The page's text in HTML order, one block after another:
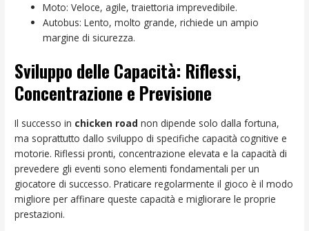
Moto: Veloce, agile, traiettoria imprevedibile.
Autobus: Lento, molto grande, richiede un ampio
margine di sicurezza.
Sviluppo delle Capacità: Riflessi,
Concentrazione e Previsione
Il successo in chicken road non dipende solo dalla fortuna,
ma soprattutto dallo sviluppo di specifiche capacità cognitive e
motorie. Riflessi pronti, concentrazione elevata e la capacità di
prevedere gli eventi sono elementi fondamentali per un
giocatore di successo. Praticare regolarmente il gioco è il modo
migliore per affinare queste capacità e migliorare le proprie
prestazioni.